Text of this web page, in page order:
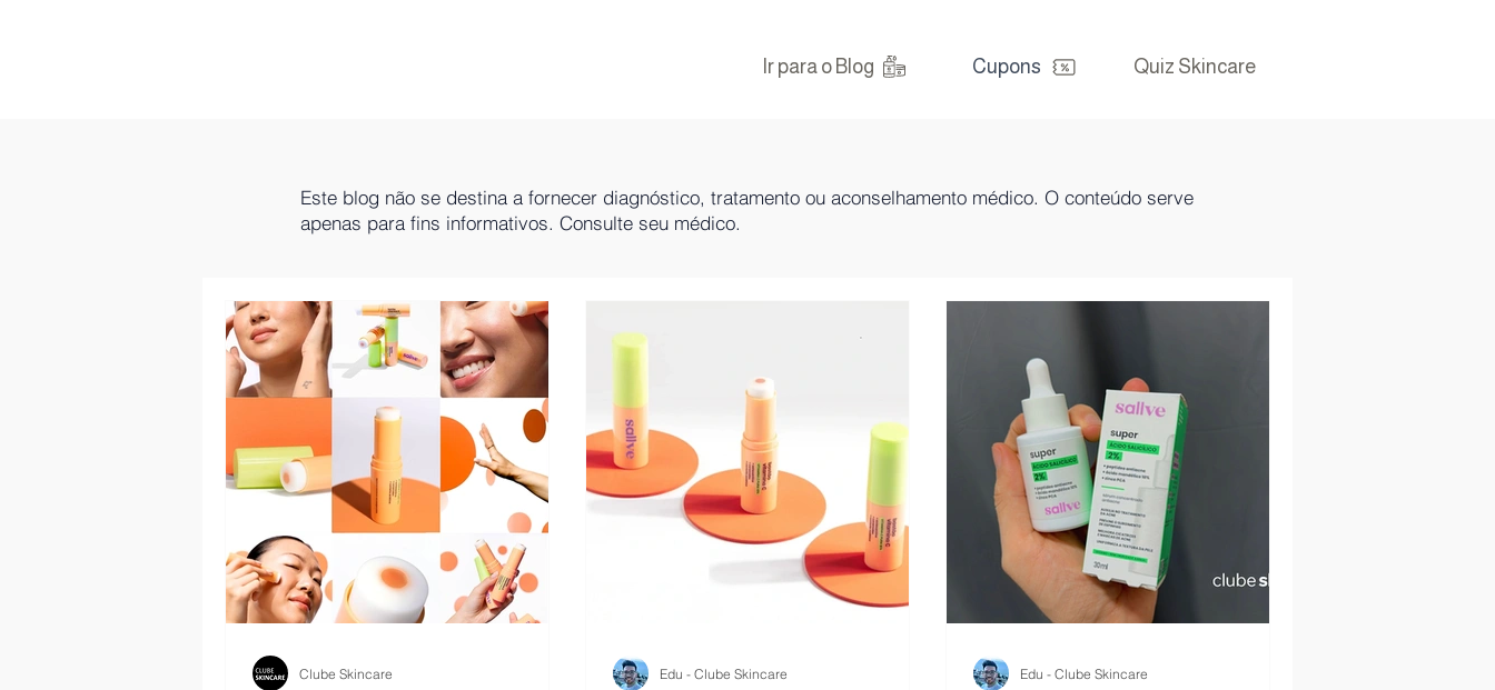
Ir para o Blog Cupons Quiz Skincare
Este blog não se destina a fornecer diagnóstico, tratamento ou aconselhamento médico. O conteúdo serve
apenas para fins informativos. Consulte seu médico.
Clube Skincare Edu - Clube Skincare Edu - Clube Skincare